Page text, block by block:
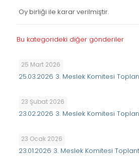
Oy birliği ile karar verilmiştir.
Bu kategorideki diğer gönderiler
25 Mart 2026
25.03.2026 3. Meslek Komitesi
23 Şubat 2026
23.02.2026 3. Meslek Komitesi
23 Ocak 2026
23.01.2026 3. Meslek Komitesi